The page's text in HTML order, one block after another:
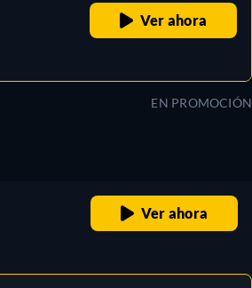
Ver ahora
EN PROMOCIÓN
Ver ahora